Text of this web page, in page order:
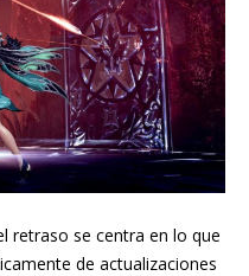
retraso se centra en lo que
de actualizaciones